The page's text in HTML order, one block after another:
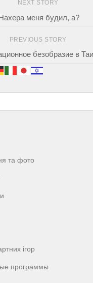
NEXT STORY
меня будил, а?
PREVIOUS STORY
безобразие в
та фото
ігор
программы